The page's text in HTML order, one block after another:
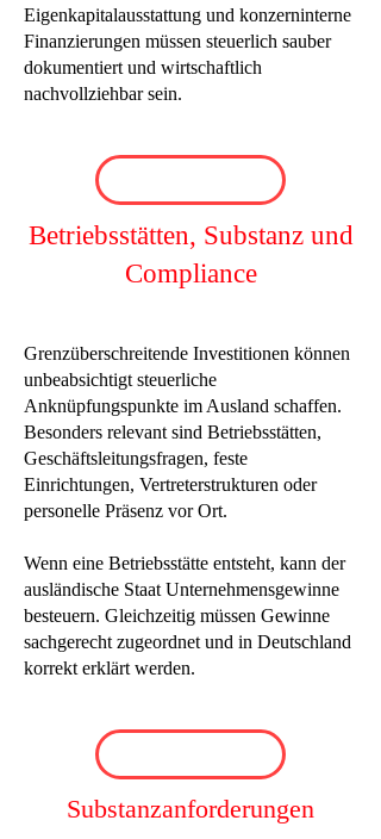
Eigenkapitalausstattung und konzerninterne
Finanzierungen müssen steuerlich sauber
dokumentiert und wirtschaftlich
nachvollziehbar sein.
Betriebsstätten, Substanz und
Compliance
Grenzüberschreitende Investitionen können
unbeabsichtigt steuerliche
Anknüpfungspunkte im Ausland schaffen.
Besonders relevant sind Betriebsstätten,
Geschäftsleitungsfragen, feste
Einrichtungen, Vertreterstrukturen oder
personelle Präsenz vor Ort.
Wenn eine Betriebsstätte entsteht, kann der
ausländische Staat Unternehmensgewinne
besteuern. Gleichzeitig müssen Gewinne
sachgerecht zugeordnet und in Deutschland
korrekt erklärt werden.
Substanzanforderungen